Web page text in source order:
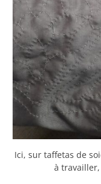
Ici, sur taffetas de
à